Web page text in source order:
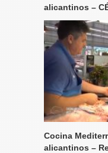
alicantinos –
Cocina
alicantinos –